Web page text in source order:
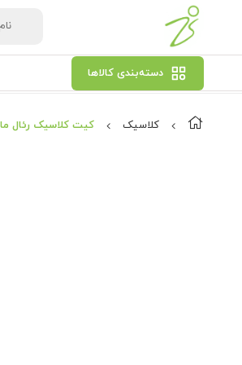
دسته‌بندی کالاها
کلاسیک کیت کلاسیک رئال